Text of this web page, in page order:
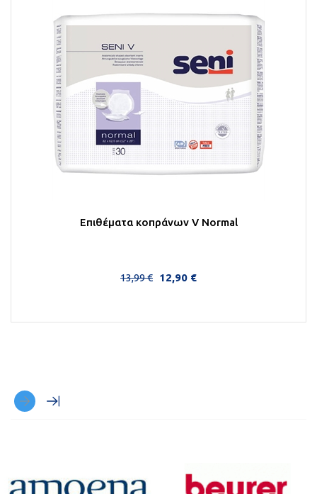
Επιθέματα κοπράνων V Normal
13,99 € 12,90 €